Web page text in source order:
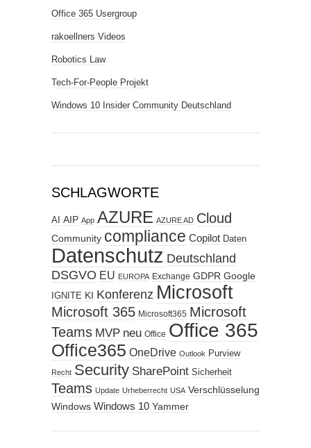
Office 365 Usergroup
rakoellners Videos
Robotics Law
Tech-For-People Projekt
Windows 10 Insider Community Deutschland
SCHLAGWORTE
AI AIP App AZURE AZURE AD Cloud
Community compliance Copilot Daten
Datenschutz Deutschland
DSGVO EU EUROPA Exchange GDPR Google
IGNITE KI Konferenz Microsoft
Microsoft 365 Microsoft365 Microsoft
Teams MVP neu Office Office 365
Office365 OneDrive Outlook Purview
Recht Security SharePoint Sicherheit
Teams Update Urheberrecht USA Verschlüsselung
Windows Windows 10 Yammer